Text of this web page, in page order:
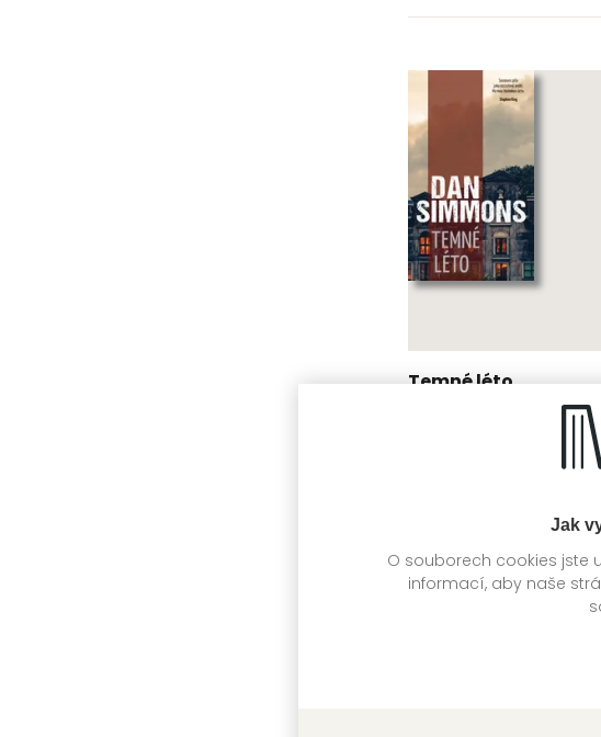
Jak
O souborech cookies jste
informací, aby naše
Temné léto